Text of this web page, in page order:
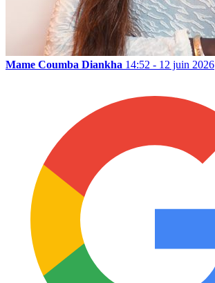
Mame Coumba Diankha 14:52 - 12 juin 2026